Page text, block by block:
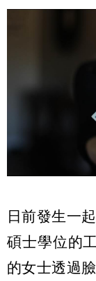
日前發生一
碩士學位的
的女士透過